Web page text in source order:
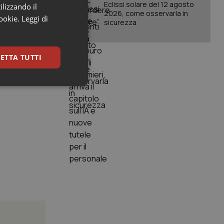
Eclissi solare del 12 agosto
2026, come osservarla in
sicurezza
il
Leggi di
TUTTI